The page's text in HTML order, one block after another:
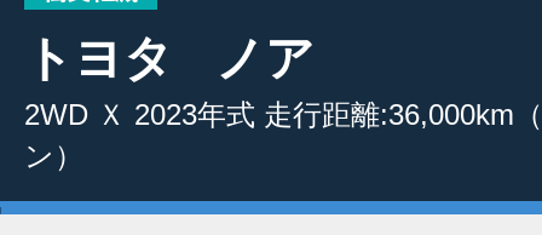
トヨタ ノア
2WD Ｘ 2023年式 走行距離:36,000km
ン）